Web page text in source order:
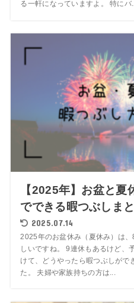
る一軒になっていますよ。 特にバ...
【2025年】お盆と夏
でできる暇つぶしま
2025.07.14
2025年のお盆休み（夏休み）は
しいですね。 9連休もあるけど、
けて、どうやったら暇つぶしがで
た。 夫婦や家族持ちの方は...